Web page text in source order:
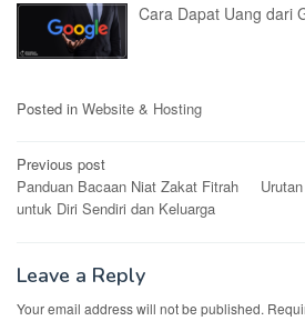
Cara Dapat Uang dari
Posted in Website & Hosting
Post
navigation
Previous post
Panduan Bacaan Niat Zakat Fitrah
untuk Diri Sendiri dan Keluarga
Leave a Reply
Your email address will not be published.